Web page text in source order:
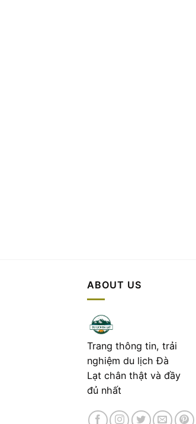
ABOUT US
Trang thông tin, trải
nghiệm du lịch Đà
Lạt chân thật và đầy
đủ nhất